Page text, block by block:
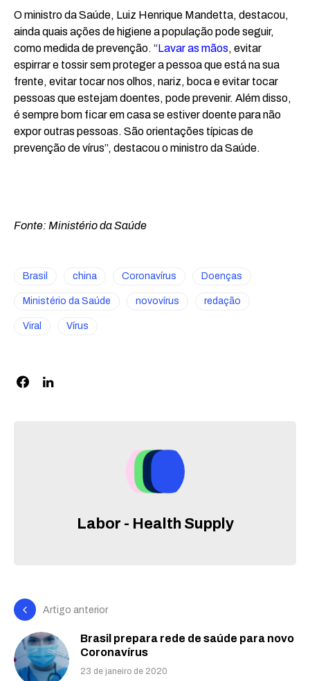
O ministro da Saúde, Luiz Henrique Mandetta, destacou,
ainda quais ações de higiene a população pode seguir,
como medida de prevenção. “Lavar as mãos, evitar
espirrar e tossir sem proteger a pessoa que está na sua
frente, evitar tocar nos olhos, nariz, boca e evitar tocar
pessoas que estejam doentes, pode prevenir. Além disso,
é sempre bom ficar em casa se estiver doente para não
expor outras pessoas. São orientações típicas de
prevenção de vírus”, destacou o ministro da Saúde.
Fonte: Ministério da Saúde
Brasil china Coronavírus Doenças
Ministério da Saúde novovírus redação
Viral Vírus
Labor - Health Supply
Artigo anterior
Brasil prepara rede de saúde para novo
Coronavírus
23 de janeiro de 2020